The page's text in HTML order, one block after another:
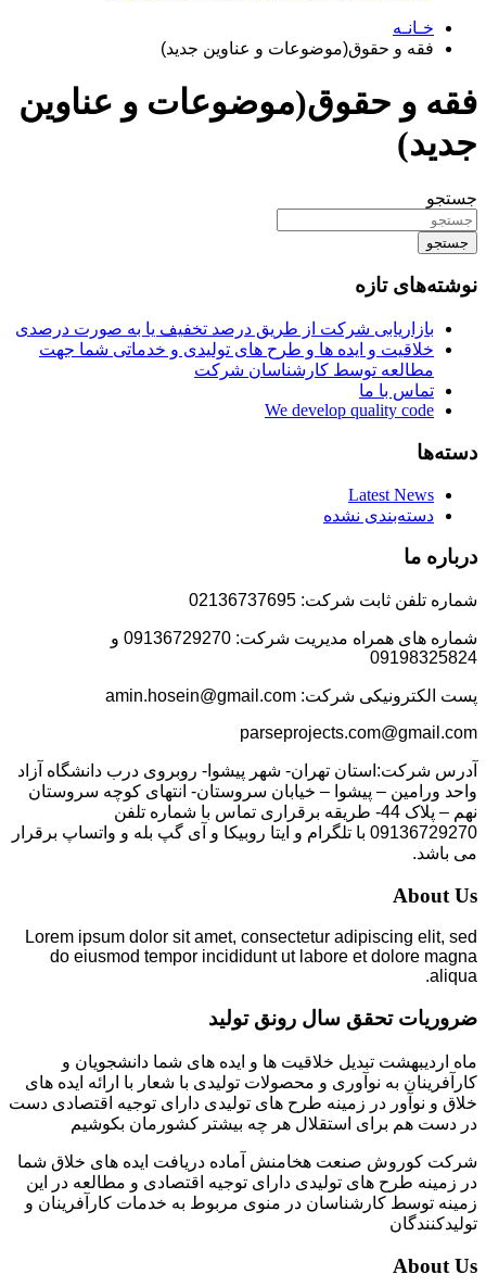
خـانـه
فقه و حقوق(موضوعات و عناوین جدید)
فقه و حقوق(موضوعات و عناوین
جدید)
جستجو
جستجو
نوشته‌های تازه
بازاریابی شرکت از طریق درصد تخفیف یا به صورت درصدی
خلاقیت و ایده ها و طرح های تولیدی و خدماتی شما جهت
مطالعه توسط کارشناسان شرکت
تماس با ما
We develop quality code
دسته‌ها
Latest News
دسته‌بندی نشده
درباره ما
شماره تلفن ثابت شرکت: 02136737695
شماره های همراه مدیریت شرکت: 09136729270 و
09198325824
پست الکترونیکی شرکت: amin.hosein@gmail.com
parseprojects.com@gmail.com
آدرس شرکت:استان تهران- شهر پیشوا- روبروی درب دانشگاه آزاد
واحد ورامین – پیشوا – خیابان سروستان- انتهای کوچه سروستان
نهم – پلاک 44- طریقه برقراری تماس با شماره تلفن
09136729270 با تلگرام و ایتا روبیکا و آی گپ بله و واتساپ برقرار
می باشد.
About Us
Lorem ipsum dolor sit amet, consectetur adipiscing elit, sed
do eiusmod tempor incididunt ut labore et dolore magna
aliqua.
ضروریات تحقق سال رونق تولید
ماه اردیبهشت تبدیل خلاقیت ها و ایده های شما دانشجویان و
کارآفرینان به نوآوری و محصولات تولیدی با شعار با ارائه ایده های
خلاق و نوآور در زمینه طرح های تولیدی دارای توجیه اقتصادی دست
در دست هم برای استقلال هر چه بیشتر کشورمان بکوشیم
شرکت کوروش صنعت هخامنش آماده دریافت ایده های خلاق شما
در زمینه طرح های تولیدی دارای توجیه اقتصادی و مطالعه در این
زمینه توسط کارشناسان در منوی مربوط به خدمات کارآفرینان و
تولیدکنندگان
About Us